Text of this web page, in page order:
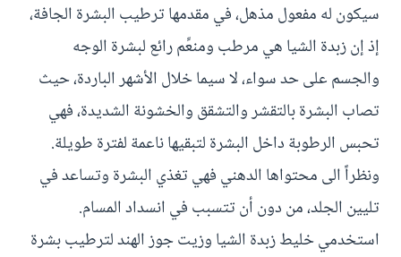
سيكون له مفعول مذهل، في مقدمها ترطيب البشرة الجافة،
إذ إن زبدة الشيا هي مرطب ومنعِّم رائع لبشرة الوجه
والجسم على حد سواء، لا سيما خلال الأشهر الباردة، حيث
تصاب البشرة بالتقشر والتشقق والخشونة الشديدة، فهي
تحبس الرطوبة داخل البشرة لتبقيها ناعمة لفترة طويلة.
ونظراً الى محتواها الدهني فهي تغذي البشرة وتساعد في
تليين الجلد، من دون أن تتسبب في انسداد المسام.
استخدمي خليط زبدة الشيا وزيت جوز الهند لترطيب بشرة